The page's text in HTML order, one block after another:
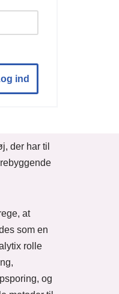
ind
der har til
at
som en
rolle
og